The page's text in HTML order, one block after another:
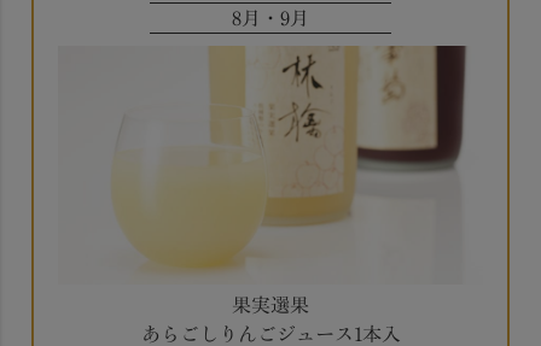
8月・9月
果実選果
あらごしりんごジュース1本入